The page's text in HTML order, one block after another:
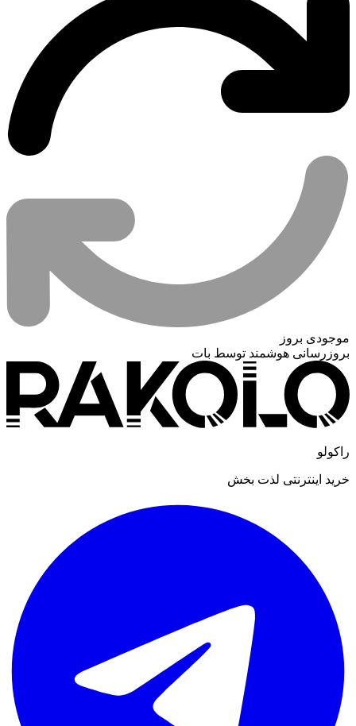
موجودی بروز
بروزرسانی هوشمند توسط بات
راکولو
خرید اینترنتی لذت بخش